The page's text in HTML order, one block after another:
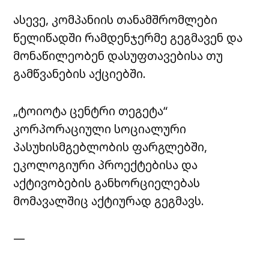
ასევე, კომპანიის თანამშრომლები
წელიწადში რამდენჯერმე გეგმავენ და
მონაწილეობენ დასუფთავებისა თუ
გამწვანების აქციებში.
„ტოიოტა ცენტრი თეგეტა“
კორპორაციული სოციალური
პასუხისმგებლობის ფარგლებში,
ეკოლოგიური პროექტებისა და
აქტივობების განხორციელებას
მომავალშიც აქტიურად გეგმავს.
—